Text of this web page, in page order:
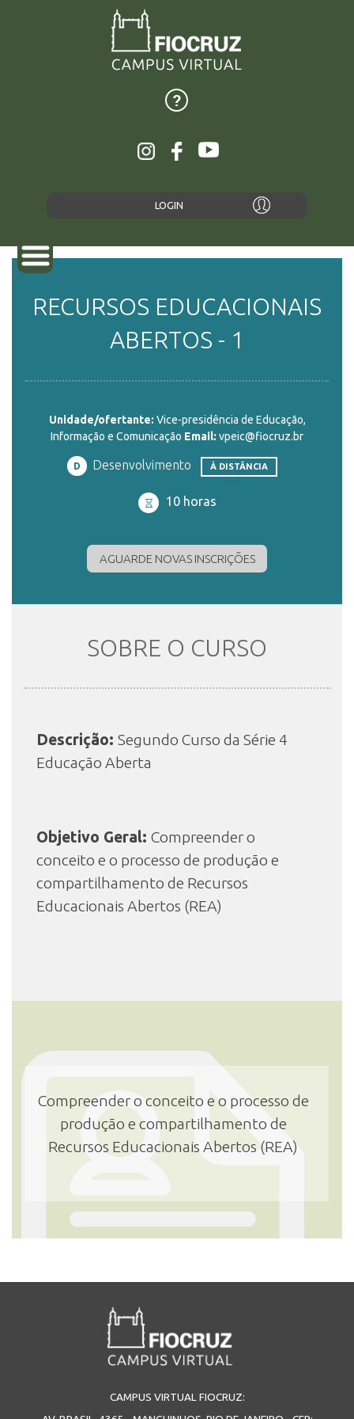
LOGIN
CURSOS
DOCUMENTOS
INSCRIÇÃO E SELEÇÃO
RECURSOS EDUCACIONAIS
ABERTOS - 1
Unidade/ofertante: Vice-presidência de Educação,
Informação e Comunicação Email: vpeic@fiocruz.br
D Desenvolvimento À DISTÂNCIA
10 horas
AGUARDE NOVAS INSCRIÇÕES
SOBRE O CURSO
Descrição: Segundo Curso da Série 4
Educação Aberta
Objetivo Geral: Compreender o
conceito e o processo de produção e
compartilhamento de Recursos
Educacionais Abertos (REA)
Compreender o conceito e o processo de
produção e compartilhamento de
Recursos Educacionais Abertos (REA)
CAMPUS VIRTUAL FIOCRUZ: